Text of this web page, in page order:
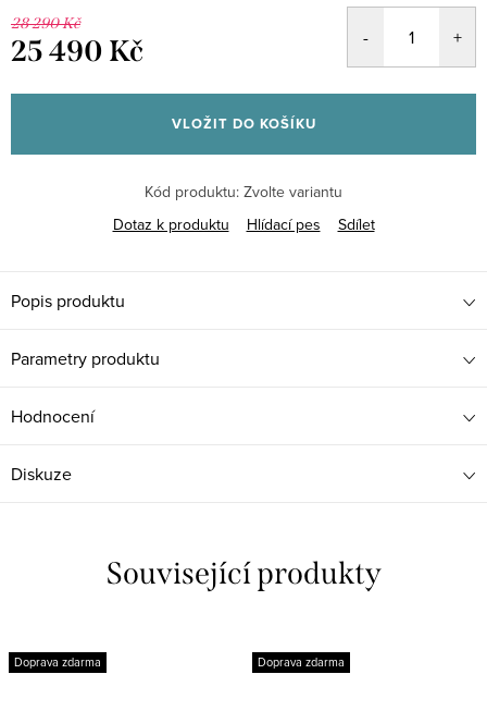
28 290 Kč
25 490 Kč
cena:
VLOŽIT DO KOŠÍKU
Kód produktu: Zvolte variantu
Dotaz k produktu
Hlídací pes Sdílet
Popis produktu
Parametry produktu
Hodnocení
Diskuze
Související produkty
Doprava zdarma Doprava zdarma